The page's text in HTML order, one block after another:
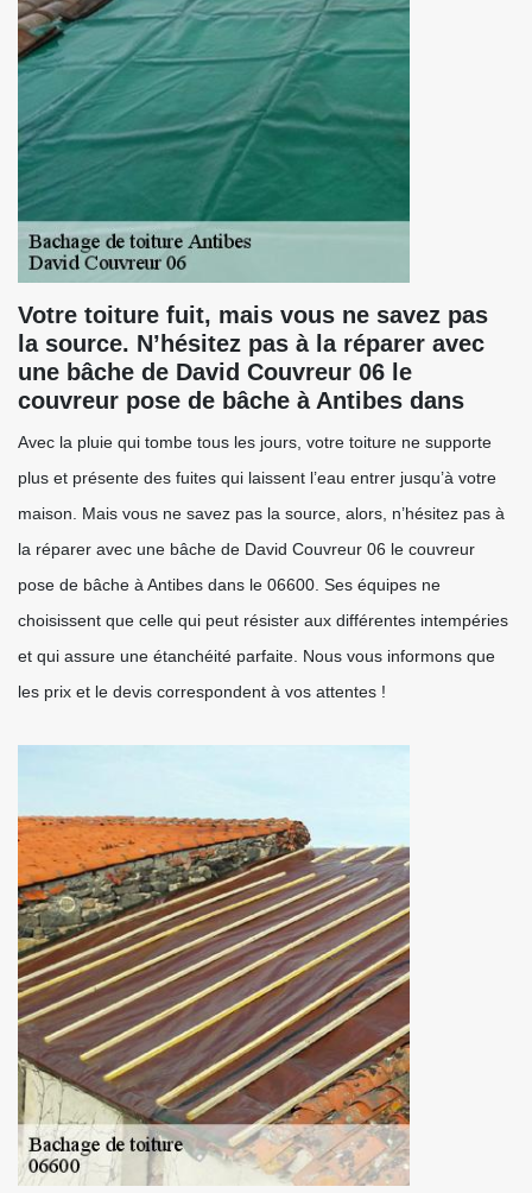
Votre toiture fuit, mais vous ne savez pas
la source. N’hésitez pas à la réparer avec
une bâche de David Couvreur 06 le
couvreur pose de bâche à Antibes dans
Avec la pluie qui tombe tous les jours, votre toiture ne supporte
plus et présente des fuites qui laissent l’eau entrer jusqu’à votre
maison. Mais vous ne savez pas la source, alors, n’hésitez pas à
la réparer avec une bâche de David Couvreur 06 le couvreur
pose de bâche à Antibes dans le 06600. Ses équipes ne
choisissent que celle qui peut résister aux différentes intempéries
et qui assure une étanchéité parfaite. Nous vous informons que
les prix et le devis correspondent à vos attentes !